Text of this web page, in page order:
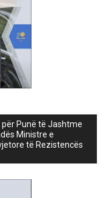
për Punë të Jashtme
Ministre e
të Rezistencës